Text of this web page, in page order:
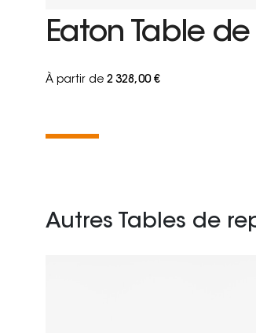
Eaton Table
À partir de2 328,00 €
Autres Tables de